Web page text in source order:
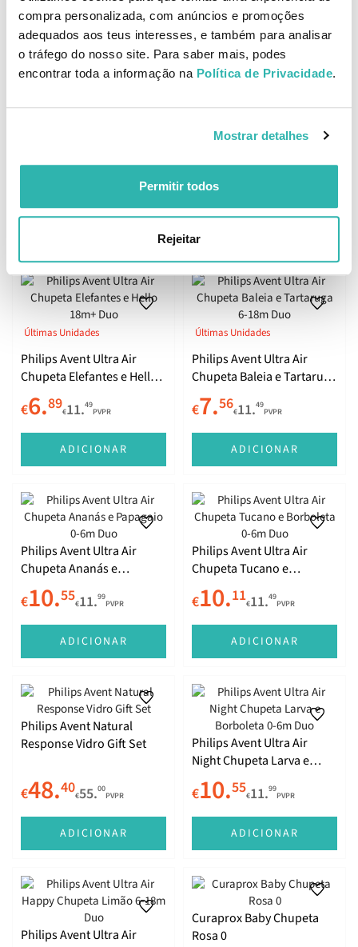
compra personalizada, com anúncios e promoções
adequados aos teus interesses, e também para analisar
o tráfego do nosso site. Para saber mais, podes
encontrar toda a informação na Política de Privacidade.
Mostrar detalhes
Permitir todos
Rejeitar
ADICIONAR ADICIONAR
Response Gift Set
€48.
Últimas Unidades
Philips Avent Ultra Air
Chupeta Elefantes e Hello
18m+ Duo
€6.89€11.49
PVPR
ADICIONAR
Últimas Unidades
Philips Avent Ultra Air
Chupeta Baleia e Tartaruga
6-18m Duo
€7.56€11.49
PVPR
ADICIONAR
Philips Avent Ultra Air
Chupeta Ananás e
Papagaio 0-6m Duo
€10.55€11.99
PVPR
ADICIONAR
Philips Avent Ultra Air
Chupeta Tucano e
Borboleta 0-6m Duo
€10.11€11.49
PVPR
ADICIONAR
Philips Avent Natural
Response Vidro Gift Set
€48.40€55.00
PVPR
ADICIONAR
Philips Avent Ultra Air
Night Chupeta Larva e
Borboleta 0-6m Duo
€10.55€11.99
PVPR
ADICIONAR
Philips Avent Ultra Air
Curaprox Baby Chupeta
Rosa 0